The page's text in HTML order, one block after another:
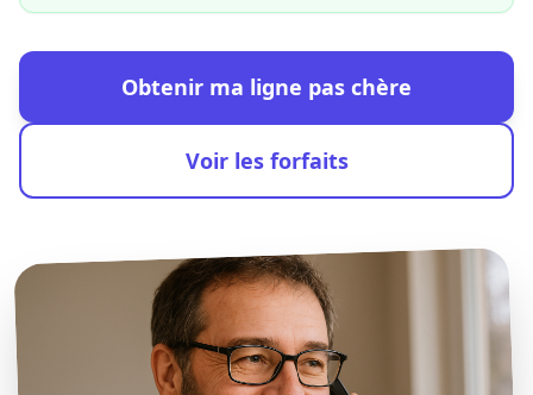
Obtenir ma ligne pas chère
Voir les forfaits